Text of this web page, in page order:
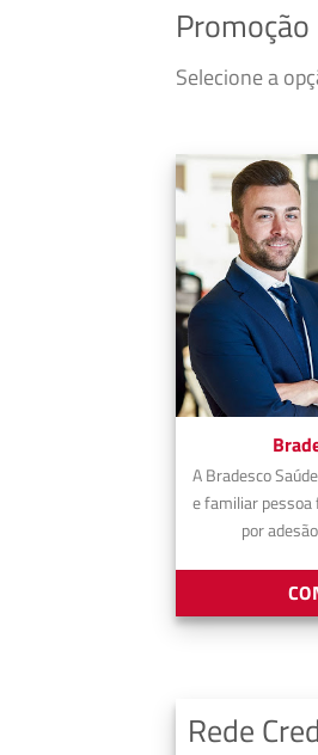
Selecione a
A Bradesco
e familiar pessoa
por
Rede